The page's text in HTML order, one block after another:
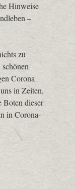
Hinweise
–
zu
Corona
in Zeiten,
Boten dieser
in Corona-